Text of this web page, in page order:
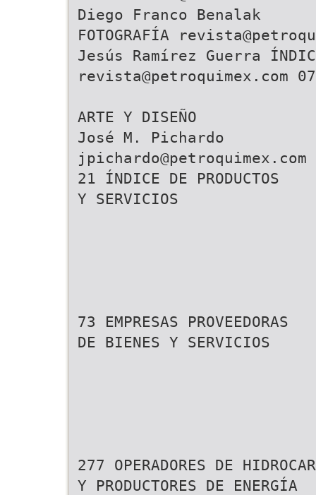
Diego Franco Benalak
FOTOGRAFÍA
Jesús Ramírez Guerra ÍNDICE
revista@petroquimex.com 07
ARTE Y DISEÑO
José M. Pichardo
jpichardo@petroquimex.com
21 ÍNDICE DE PRODUCTOS
Y SERVICIOS
73 EMPRESAS PROVEEDORAS
DE BIENES Y SERVICIOS
277 OPERADORES DE
Y PRODUCTORES DE ENERGÍA